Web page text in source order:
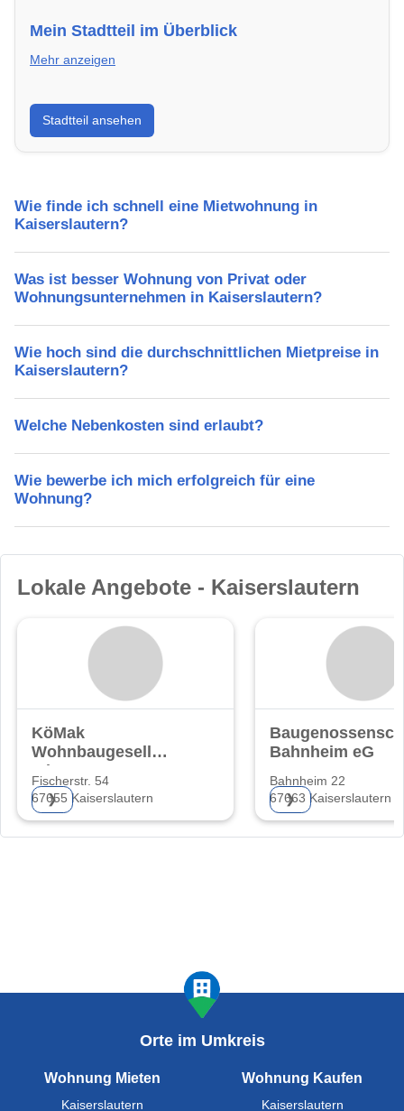
Mein Stadtteil im Überblick
Mehr anzeigen
Erfahre mehr über deinen Stadtteil in Kaiserslautern:
Lebensqualität, Verkehrsanbindung, Schulen,
Freizeitmöglichkeiten und Mietpreise.
Stadtteil ansehen
Wie finde ich schnell eine Mietwohnung in
Kaiserslautern?
Was ist besser Wohnung von Privat oder
Wohnungsunternehmen in Kaiserslautern?
Wie hoch sind die durchschnittlichen Mietpreise in
Kaiserslautern?
Welche Nebenkosten sind erlaubt?
Wie bewerbe ich mich erfolgreich für eine
Wohnung?
Lokale Angebote - Kaiserslautern
KöMak
Wohnbaugesellschaft
mbH & Co. KG
Fischerstr. 54
67655 Kaiserslautern
❯
Bahnheim eG
Bahnheim 22
67663 Kaiserslautern
❯
Orte im Umkreis
Wohnung Mieten
Kaiserslautern
Wohnung Kaufen
Kaiserslautern